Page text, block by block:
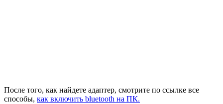
После того, как найдете адаптер, смотрите по ссылке все
способы, как включить bluetooth на ПК.